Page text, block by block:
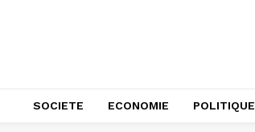
SOCIETE ECONOMIE POLITIQUE